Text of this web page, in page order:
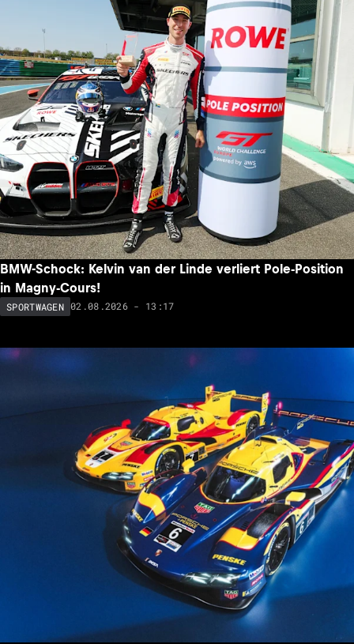
BMW-Schock: Kelvin van der Linde verliert Pole-Position
in Magny-Cours!
SPORTWAGEN 02.08.2026 - 13:17